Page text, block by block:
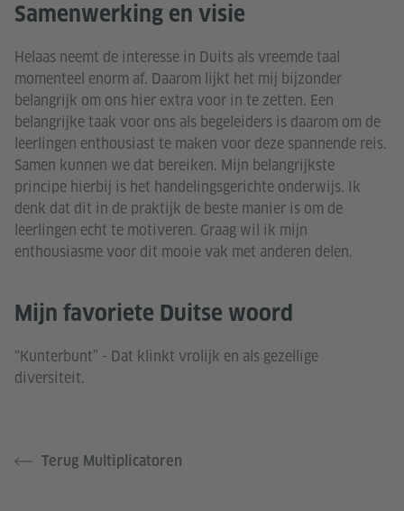
Samenwerking en visie
Helaas neemt de interesse in Duits als vreemde taal
momenteel enorm af. Daarom lijkt het mij bijzonder
belangrijk om ons hier extra voor in te zetten. Een
belangrijke taak voor ons als begeleiders is daarom om de
leerlingen enthousiast te maken voor deze spannende reis.
Samen kunnen we dat bereiken. Mijn belangrijkste
principe hierbij is het handelingsgerichte onderwijs. Ik
denk dat dit in de praktijk de beste manier is om de
leerlingen echt te motiveren. Graag wil ik mijn
enthousiasme voor dit mooie vak met anderen delen.
Mijn favoriete Duitse woord
“Kunterbunt” - Dat klinkt vrolijk en als gezellige
diversiteit.
Terug Multiplicatoren